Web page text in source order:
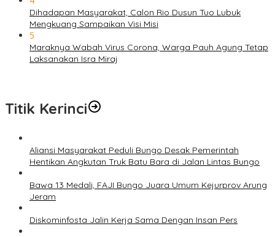
Dihadapan Masyarakat, Calon Rio Dusun Tuo Lubuk
Mengkuang Sampaikan Visi Misi
5
Maraknya Wabah Virus Corona, Warga Pauh Agung Tetap
Laksanakan Isra Miraj
Titik Kerinci
Aliansi Masyarakat Peduli Bungo Desak Pemerintah
Hentikan Angkutan Truk Batu Bara di Jalan Lintas Bungo
Bawa 13 Medali, FAJI Bungo Juara Umum Kejurprov Arung
Jeram
Diskominfosta Jalin Kerja Sama Dengan Insan Pers